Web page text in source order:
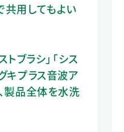
共用してもよい
ブラシ」「シス
キプラス音波ア
製品全体を水洗